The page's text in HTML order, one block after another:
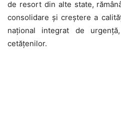
de resort din alte state,
consolidare și creștere a
național integrat de
cetățenilor.